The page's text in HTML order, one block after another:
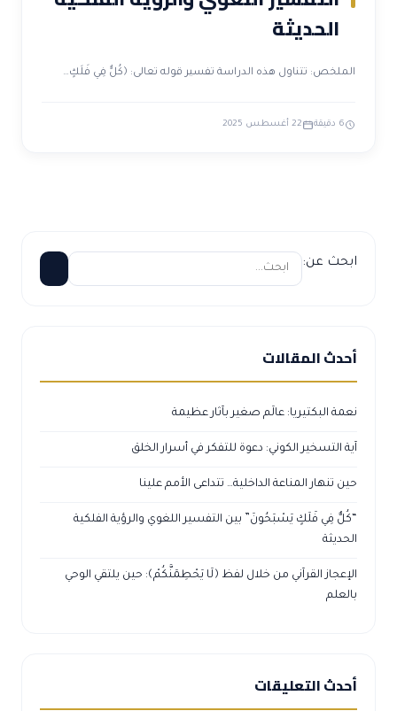
الحديثة
الملخص: تتناول هذه الدراسة تفسير قوله تعالى: ﴿كُلٌّ فِي فَلَكٍ…
6 دقيقة 22 أغسطس 2025
ابحث عن:
أحدث المقالات
نعمة البكتيريا: عالَم صغير بآثار عظيمة
آية التسخير الكوني: دعوة للتفكر في أسرار الخلق
حين تنهار المناعة الداخلية… تتداعى الأمم علينا
“كُلٌّ فِي فَلَكٍ يَسْبَحُونَ” بين التفسير اللغوي والرؤية الفلكية
الحديثة
الإعجاز القرآني من خلال لفظ ﴿لَا يَحْطِمَنَّكُمْ﴾: حين يلتقي الوحي
بالعلم
أحدث التعليقات